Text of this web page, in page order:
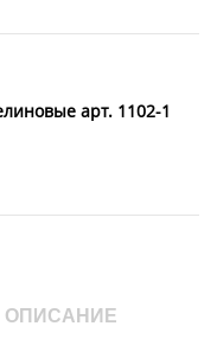
арт. 1102-1
ОПИСАНИЕ